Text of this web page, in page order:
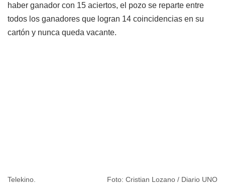
haber ganador con 15 aciertos, el pozo se reparte entre
todos los ganadores que logran 14 coincidencias en su
cartón y nunca queda vacante.
Telekino. Foto: Cristian Lozano / Diario UNO